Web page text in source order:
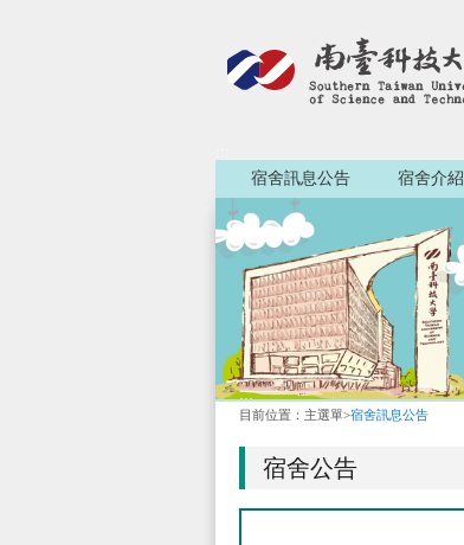
宿舍訊息公告
宿舍介紹
:::
目前位置： 主選單>宿舍訊息公告
宿舍公告